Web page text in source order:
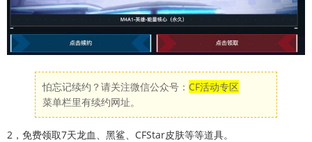
怕忘记续约？请关注微信公众号： CF活动专区
菜单栏里有续约网址。
2，免费领取7天龙血、黑鲨、CFStar皮肤等等道具。